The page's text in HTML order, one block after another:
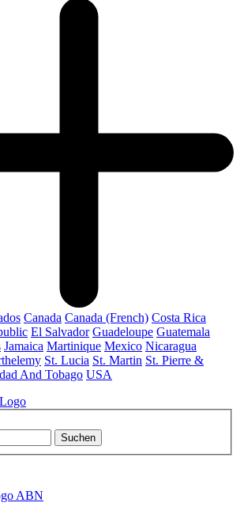
Canada Canada (French) Costa Rica
El Salvador Guadeloupe Guatemala
Jamaica Martinique Mexico Nicaragua
St. Lucia St. Martin St. Pierre &
And Tobago USA